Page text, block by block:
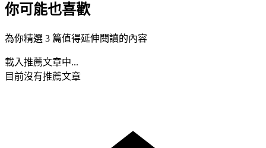
你可能也喜歡
為你精選 3 篇值得延伸閱讀的內容
載入推薦文章中...
目前沒有推薦文章